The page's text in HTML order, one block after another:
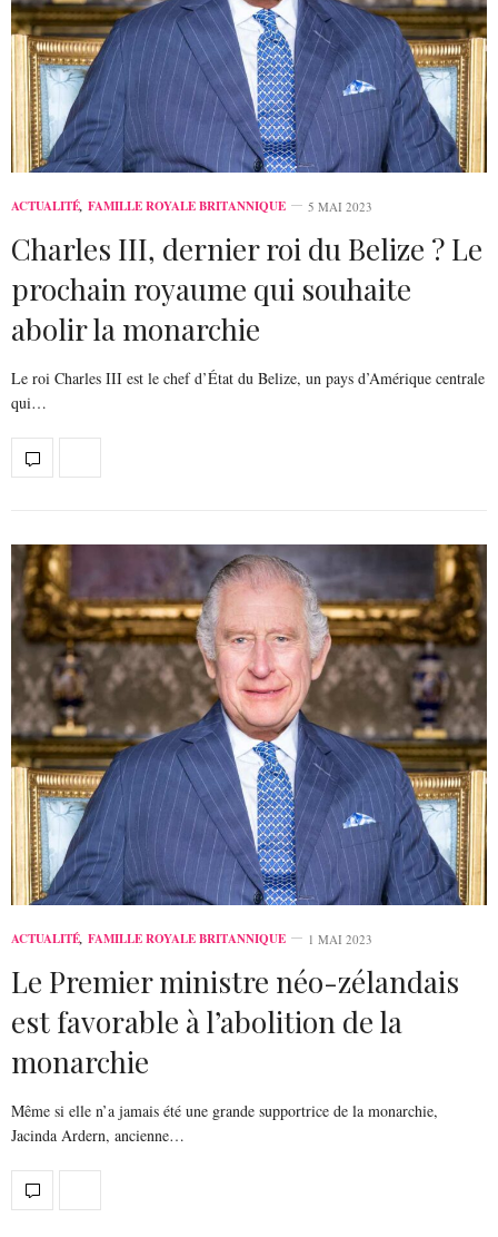
ACTUALITÉ, FAMILLE ROYALE BRITANNIQUE 5 MAI 2023
Charles III, dernier roi du Belize ? Le
prochain royaume qui souhaite
abolir la monarchie
Le roi Charles III est le chef d’État du Belize, un pays d’Amérique centrale
qui…
ACTUALITÉ, FAMILLE ROYALE BRITANNIQUE 1 MAI 2023
Le Premier ministre néo-zélandais
est favorable à l’abolition de la
monarchie
Même si elle n’a jamais été une grande supportrice de la monarchie,
Jacinda Ardern, ancienne…